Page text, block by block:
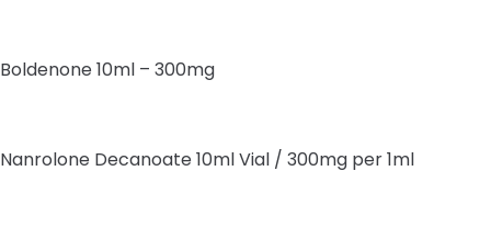
Boldenone 10ml – 300mg
Nanrolone Decanoate 10ml Vial / 300mg per 1ml